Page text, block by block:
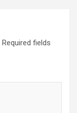
Required fields